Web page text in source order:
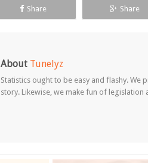
Share Share
About Tunelyz
Statistics ought to be easy and flashy. We
story. Likewise, we make fun of